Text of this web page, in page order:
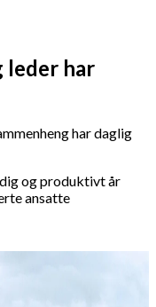
leder har
har daglig
og produktivt år
ansatte